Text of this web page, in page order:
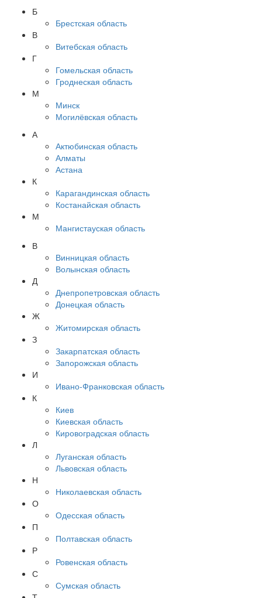
Б
Брестская область
В
Витебская область
Г
Гомельская область
Гроднеская область
М
Минск
Могилёвская область
А
Актюбинская область
Алматы
Астана
К
Карагандинская область
Костанайская область
М
Мангистауская область
В
Винницкая область
Волынская область
Д
Днепропетровская область
Донецкая область
Ж
Житомирская область
З
Закарпатская область
Запорожская область
И
Ивано-Франковская область
К
Киев
Киевская область
Кировоградская область
Л
Луганская область
Львовская область
Н
Николаевская область
О
Одесская область
П
Полтавская область
Р
Ровенская область
С
Сумская область